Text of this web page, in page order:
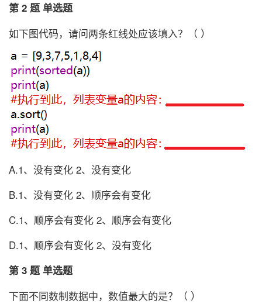
第 2 题 单选题
如下图代码，请问两条红线处应该填入？（ ）
A.1、没有变化 2、没有变化
B.1、没有变化 2、顺序会有变化
C.1、顺序会有变化 2、顺序会有变化
D.1、顺序会有变化 2、没有变化
第 3 题 单选题
下面不同数制数据中，数值最大的是？（ ）